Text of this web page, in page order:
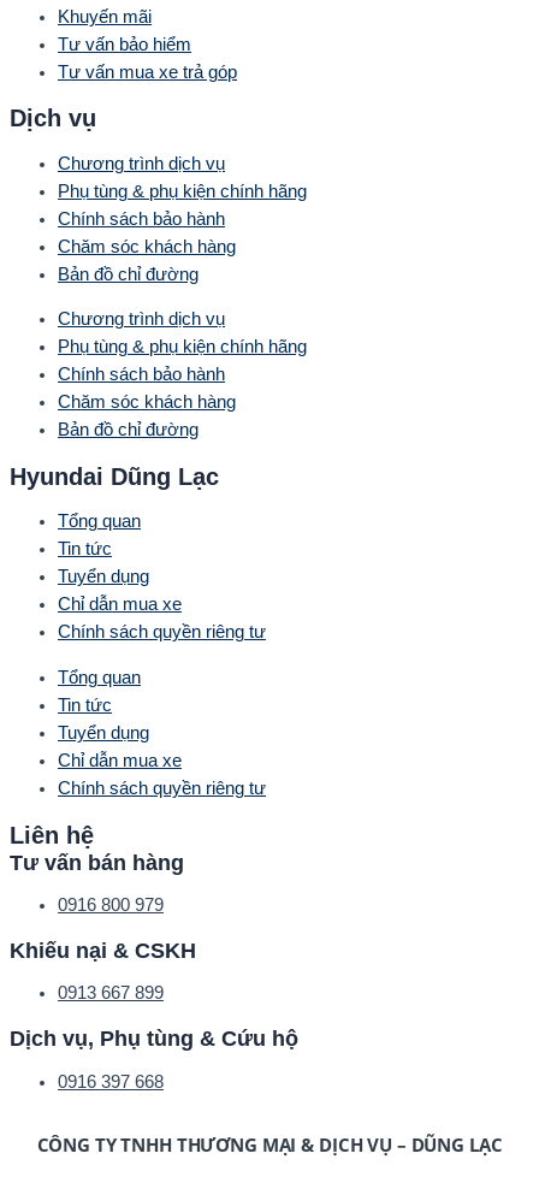
Khuyến mãi
Tư vấn bảo hiểm
Tư vấn mua xe trả góp
Dịch vụ
Chương trình dịch vụ
Phụ tùng & phụ kiện chính hãng
Chính sách bảo hành
Chăm sóc khách hàng
Bản đồ chỉ đường
Chương trình dịch vụ
Phụ tùng & phụ kiện chính hãng
Chính sách bảo hành
Chăm sóc khách hàng
Bản đồ chỉ đường
Hyundai Dũng Lạc
Tổng quan
Tin tức
Tuyển dụng
Chỉ dẫn mua xe
Chính sách quyền riêng tư
Tổng quan
Tin tức
Tuyển dụng
Chỉ dẫn mua xe
Chính sách quyền riêng tư
Liên hệ
Tư vấn bán hàng
0916 800 979
Khiếu nại & CSKH
0913 667 899
Dịch vụ, Phụ tùng & Cứu hộ
0916 397 668
CÔNG TY TNHH THƯƠNG MẠI & DỊCH VỤ – DŨNG LẠC